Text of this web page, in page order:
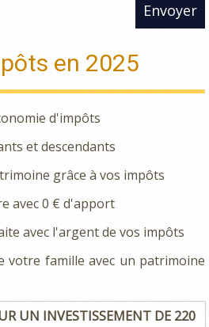
Envoyer
en 2025
d'impôts
et descendants
grâce à vos impôts
avec 0 € d'apport
avec l'argent de vos impôts
votre famille avec un patrimoine
UN INVESTISSEMENT DE 220